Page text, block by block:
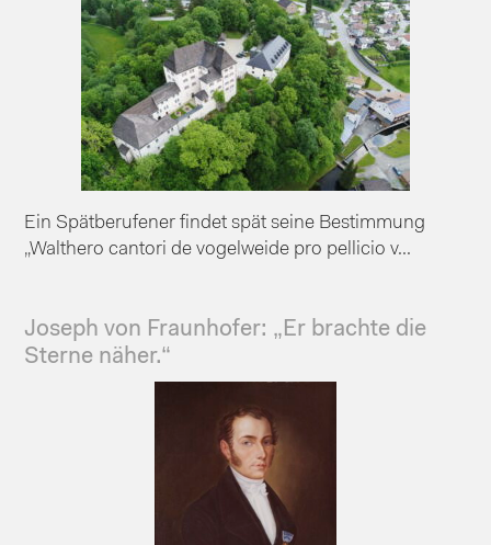
Ein Spätberufener findet spät seine Bestimmung
„Walthero cantori de vogelweide pro pellicio v...
Joseph von Fraunhofer: „Er brachte die
Sterne näher.“